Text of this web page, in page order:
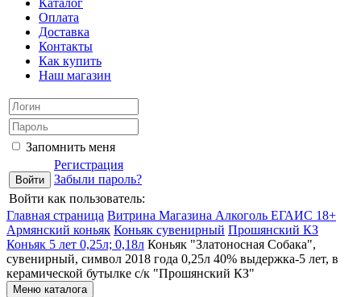
Каталог
Оплата
Доставка
Контакты
Как купить
Наш магазин
Запомнить меня
Регистрация
Забыли пароль?
Войти как пользователь:
Главная страница Витрина Магазина Алкоголь ЕГАИС 18+
Армянский коньяк Коньяк сувенирный Прошянский КЗ
Коньяк 5 лет 0,25л; 0,18л Коньяк "Златоносная Собака",
сувенирный, символ 2018 года 0,25л 40% выдержка-5 лет, в
керамической бутылке с/к "Прошянский КЗ"
Меню каталога